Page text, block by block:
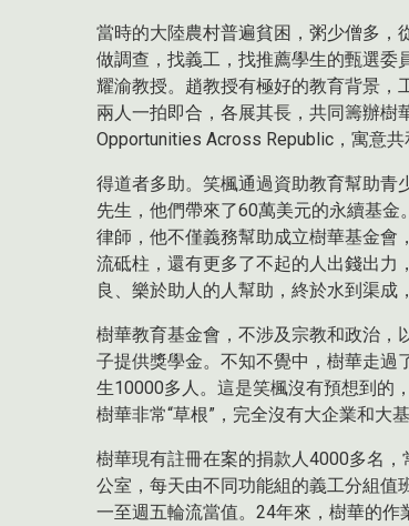
當時的大陸農村普遍貧困，粥少僧多，
做調查，找義工，找推薦學生的甄選委
耀渝教授。趙教授有極好的教育背景，
兩人一拍即合，各展其長，共同籌辦樹
Opportunities Across Republic，寓意
得道者多助。笑楓通過資助教育幫助青
先生，他們帶來了60萬美元的永續基
律師，他不僅義務幫助成立樹華基金會
流砥柱，還有更多了不起的人出錢出力
良、樂於助人的人幫助，終於水到渠成
樹華教育基金會，不涉及宗教和政治，
子提供獎學金。不知不覺中，樹華走過
生10000多人。這是笑楓沒有預想到的
樹華非常“草根”，完全沒有大企業和大
樹華現有註冊在案的捐款人4000多名
公室，每天由不同功能組的義工分組值
一至週五輪流當值。24年來，樹華的